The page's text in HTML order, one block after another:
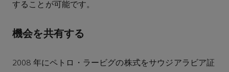
することが可能です。
機会を共有する
2008 年にペトロ・ラービグの株式をサウジアラビア証